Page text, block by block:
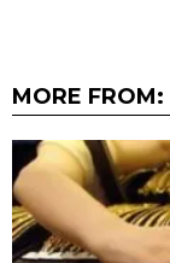
MORE FROM: